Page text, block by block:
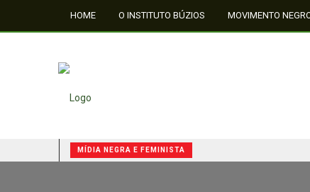
HOME O INSTITUTO BÚZIOS MOVIMENTO
MÍDIA NEGRA E FEMINISTA